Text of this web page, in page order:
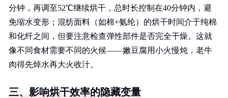
分钟，再调至52℃继续烘干，总时长控制在40分钟内，避
免缩水变形；混纺面料（如棉+氨纶）的烘干时间介于纯棉
和化纤之间，但要注意检查弹性部件是否完全干燥。这就
像不同食材需要不同的火候——嫩豆腐用小火慢炖，老牛
肉得先焯水再大火收汁。
三、影响烘干效率的隐藏变量